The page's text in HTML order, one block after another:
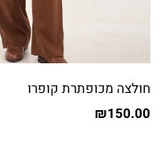
חולצה מכופתרת קופרו
₪150.00